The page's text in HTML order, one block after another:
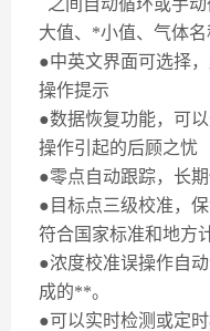
之间自动循环或手
大值、*小值、气体名
●中英文界面可选择
操作提示
●数据恢复功能，可
操作引起的后顾之忧
●零点自动跟踪，长
●目标点三级校准，
符合国家标准和地方
●浓度校准误操作自
成的**。
●可以实时检测或定